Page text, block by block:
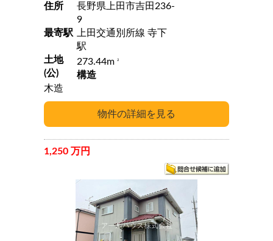
住所
長野県上田市吉田236-
9
最寄駅
上田交通別所線 寺下
駅
土地
(公)
273.44m 2
構造
木造
1,250 万円